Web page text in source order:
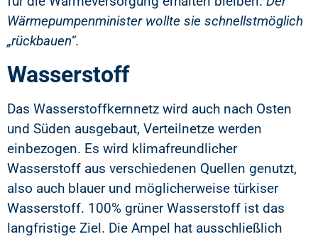
Wärmepumpenminister wollte sie schnellstmöglich
„rückbauen“.
Wasserstoff
Das Wasserstoffkernnetz wird auch nach Osten
und Süden ausgebaut, Verteilnetze werden
einbezogen. Es wird klimafreundlicher
Wasserstoff aus verschiedenen Quellen genutzt,
also auch blauer und möglicherweise türkiser
Wasserstoff. 100% grüner Wasserstoff ist das
langfristige Ziel. Die Ampel hat ausschließlich